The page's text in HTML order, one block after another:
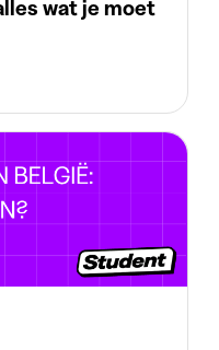
wat je moet